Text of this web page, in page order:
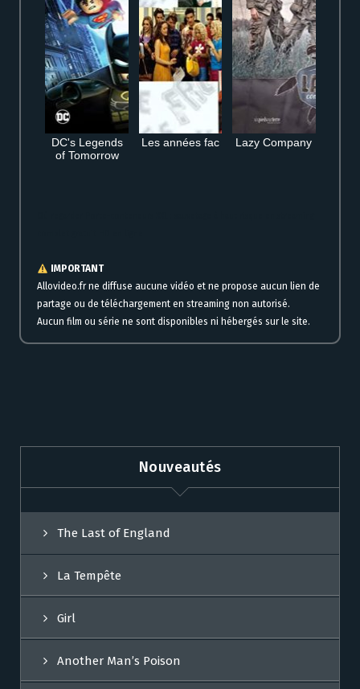
DC's Legends
of Tomorrow
Les années fac Lazy Company
IMPORTANT
Allovideo.fr ne diffuse aucune vidéo et ne propose aucun lien de
partage ou de téléchargement en streaming non autorisé.
Aucun film ou série ne sont disponibles ni hébergés sur le site.
Nouveautés
The Last of England
La Tempête
Girl
Another Man’s Poison